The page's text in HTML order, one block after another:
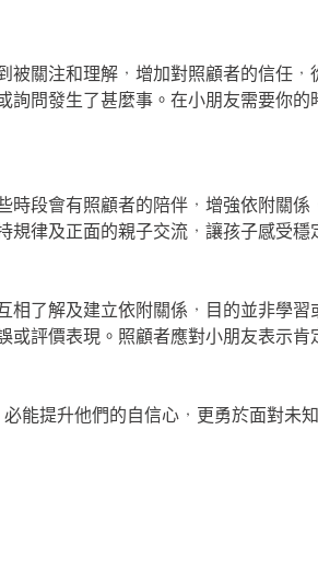
被關注和理解，增加對照顧者的信任
詢問發生了甚麼事。在小朋友需要你
時段會有照顧者的陪伴，增強依附關
律及正面的親子交流，讓孩子感受穩
相了解及建立依附關係，目的並非學
或評價表現。照顧者應對小朋友表示
能提升他們的自信心，更勇於面對未